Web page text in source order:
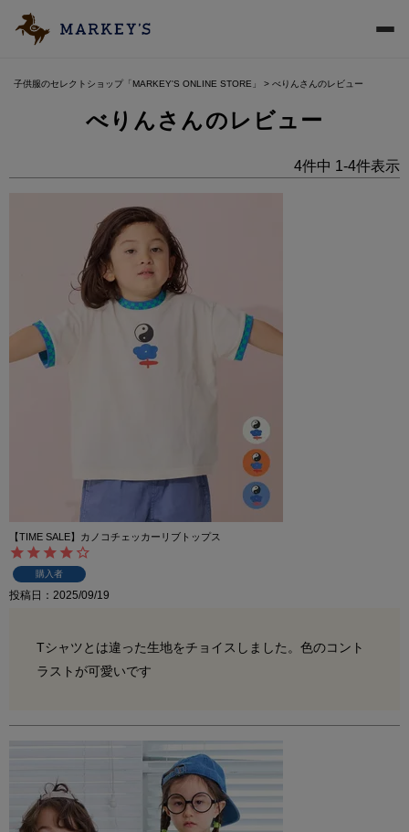
子供服のセレクトショップ「MARKEY'S ONLINE STORE」 べりんさんのレビュー
べりんさんのレビュー
4件中 1-4件表示
【TIME SALE】カノコチェッカーリブトップス
購入者
投稿日 2025/09/19
Tシャツとは違った生地をチョイスしました。色のコント
ラストが可愛いです